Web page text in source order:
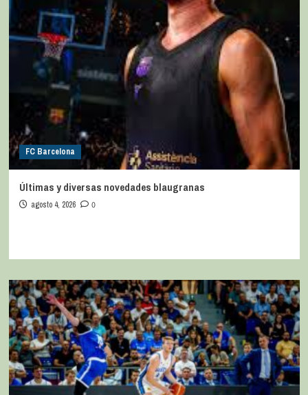
FC Barcelona
Últimas y diversas novedades blaugranas
agosto 4, 2026 0